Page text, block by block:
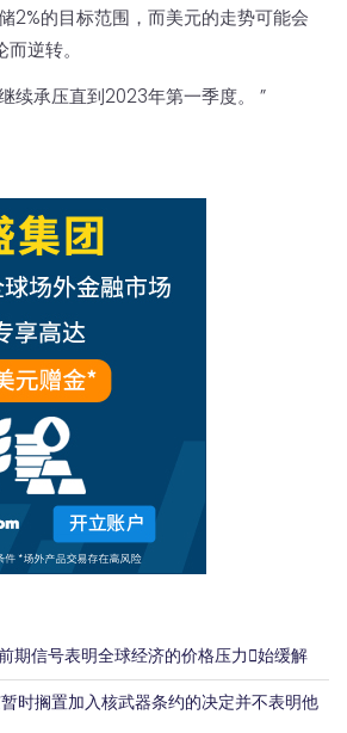
2%的目标范围，而美元的走势可能会
逆转。
续承压直到2023年第一季度。 ”
期信号表明全球经济的价格压力𫔭始缓解
时搁置加入核武器条约的决定并不表明他